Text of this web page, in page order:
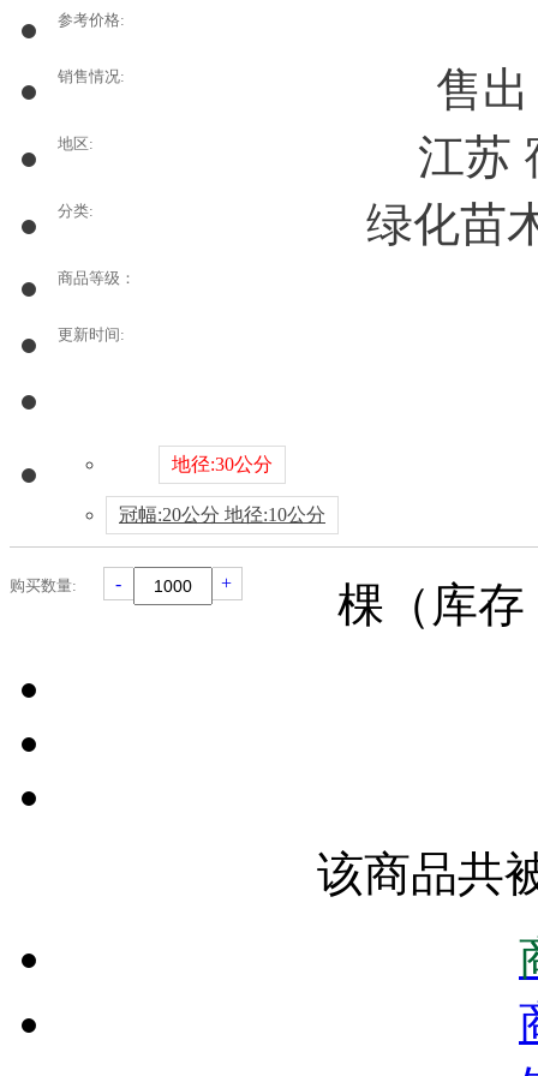
参考价格:
销售情况: 售
地区: 江苏
分类: 绿化苗
商品等级：
更新时间:
地径:30公分
冠幅:20公分 地径:10公分
购买数量: - + 棵（库存
该商品共